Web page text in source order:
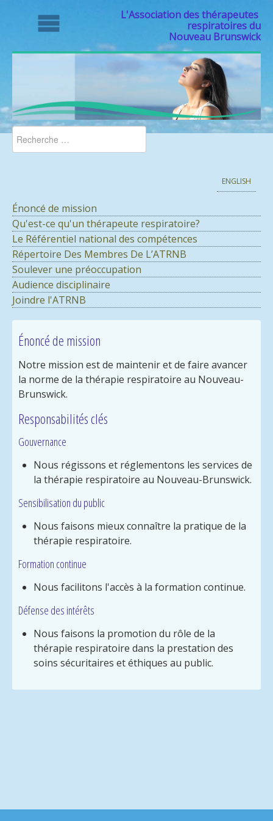
L'Association des thérapeutes
respiratoires du
Nouveau Brunswick
ENGLISH
Énoncé de mission
Qu'est-ce qu'un thérapeute respiratoire?
Le Référentiel national des compétences
Répertoire Des Membres De L’ATRNB
Soulever une préoccupation
Audience disciplinaire
Joindre l'ATRNB
Énoncé de mission
Notre mission est de maintenir et de faire avancer
la norme de la thérapie respiratoire au Nouveau-
Brunswick.
Responsabilités clés
Gouvernance
Nous régissons et réglementons les services de
la thérapie respiratoire au Nouveau-Brunswick.
Sensibilisation du public
Nous faisons mieux connaître la pratique de la
thérapie respiratoire.
Formation continue
Nous facilitons l'accès à la formation continue.
Défense des intérêts
Nous faisons la promotion du rôle de la
thérapie respiratoire dans la prestation des
soins sécuritaires et éthiques au public.